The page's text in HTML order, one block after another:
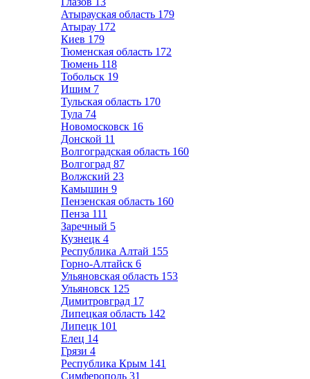
Атырауская область 179
Атырау 172
Киев 179
Тюменская область 172
Тюмень 118
Тобольск 19
Ишим 7
Тульская область 170
Тула 74
Новомосковск 16
Донской 11
Волгоградская область 160
Волгоград 87
Волжский 23
Камышин 9
Пензенская область 160
Пенза 111
Заречный 5
Кузнецк 4
Республика Алтай 155
Горно-Алтайск 6
Ульяновская область 153
Ульяновск 125
Димитровград 17
Липецкая область 142
Липецк 101
Елец 14
Грязи 4
Республика Крым 141
Симферополь 31